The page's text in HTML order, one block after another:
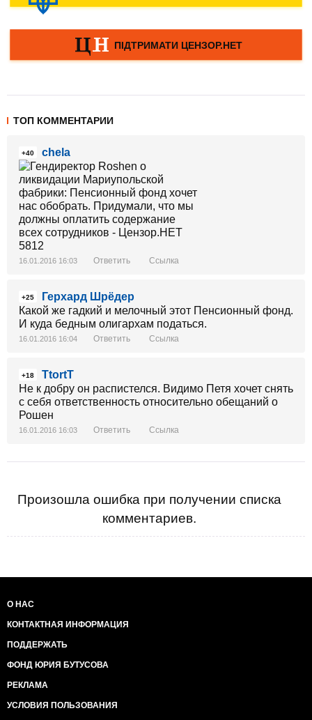
ТОП КОММЕНТАРИИ
+40 chela
16.01.2016 16:03 Ответить Ссылка
+25
Герхард Шрёдер
Какой же гадкий и мелочный этот Пенсионный фонд.
И куда бедным олигархам податься.
16.01.2016 16:04 Ответить Ссылка
+18
TtortT
Не к добру он распистелся. Видимо Петя хочет снять
с себя ответственность относительно обещаний о
Рошен
16.01.2016 16:03 Ответить Ссылка
Произошла ошибка при получении списка
комментариев.
О НАС
КОНТАКТНАЯ ИНФОРМАЦИЯ
ПОДДЕРЖАТЬ
ФОНД ЮРИЯ БУТУСОВА
РЕКЛАМА
УСЛОВИЯ ПОЛЬЗОВАНИЯ